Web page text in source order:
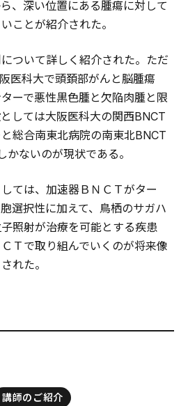
、深い位置にある腫瘍に対して
ことが紹介された。
ついて詳しく紹介された。ただ
医科大で頭頚部がんと脳腫瘍
ーで悪性黒色腫と欠陥肉腫と限
しては大阪医科大の関西BNCT
総合南東北病院の南東北BNCT
ないのが現状である。
ては、加速器ＢＮＣＴがター
選択性に加えて、鳥栖のサガハ
照射が治療を可能とする疾患
Ｔで取り組んでいくのが将来像
れた。
講師のご紹介